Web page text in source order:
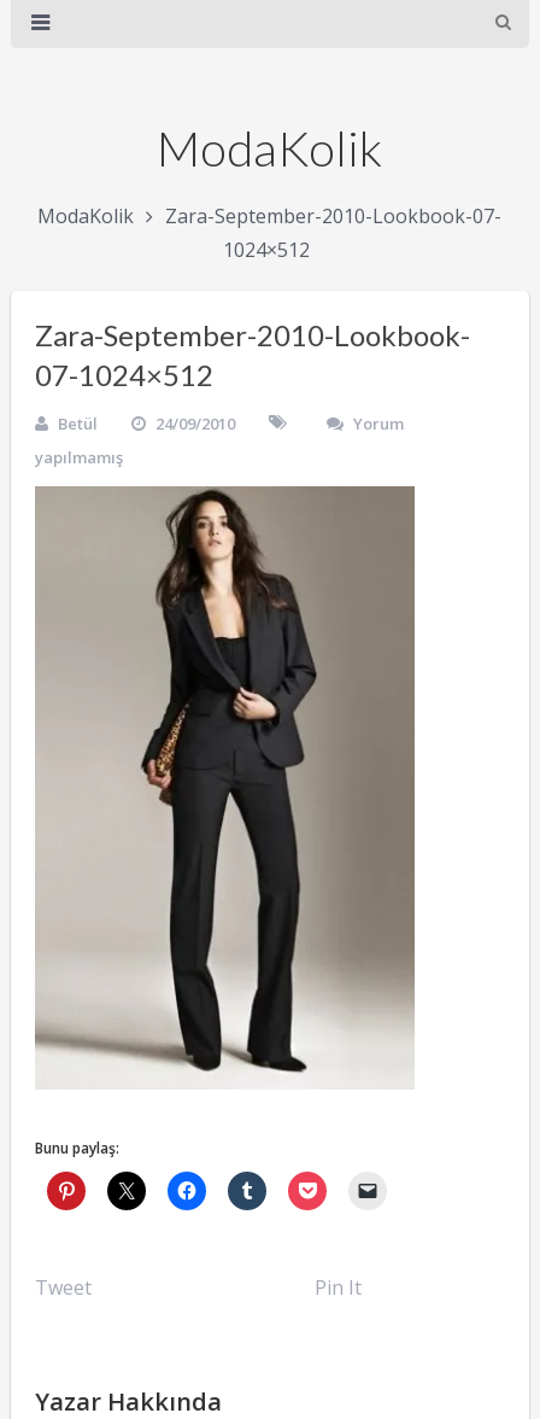
ModaKolik
ModaKolik
Zara-September-2010-Lookbook-07-
1024×512
Zara-September-2010-Lookbook-
07-1024×512
Betül 24/09/2010
Yorum
yapılmamış
Bunu paylaş:
Tweet Pin It
Yazar Hakkında